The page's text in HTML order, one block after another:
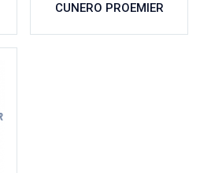
CUNERO PROEMIER